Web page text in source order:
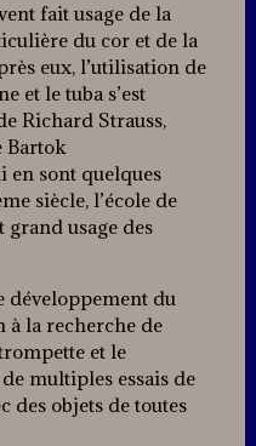
fait usage de la
du cor et de la
eux, l’utilisation de
et le tuba s’est
Richard Strauss,
Bartok
en sont quelques
siècle, l’école de
grand usage des
développement du
à la recherche de
et le
multiples essais de
des objets de toutes